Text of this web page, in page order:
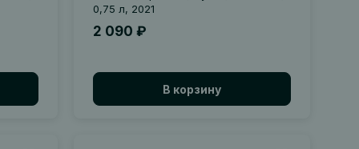
0,75 л, 2021
2 090 ₽
В корзину